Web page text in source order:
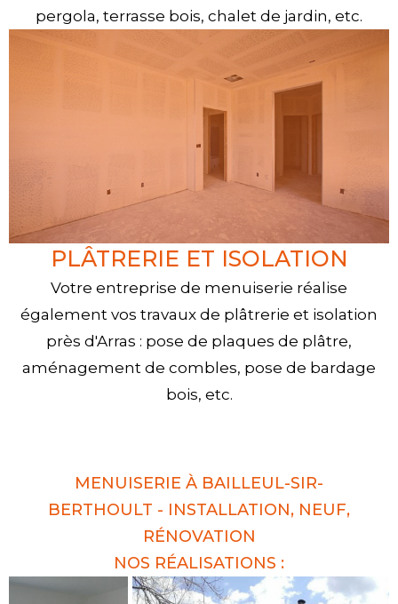
pergola, terrasse bois, chalet de jardin, etc.
PLÂTRERIE ET ISOLATION
Votre entreprise de menuiserie réalise
également vos travaux de plâtrerie et isolation
près d'Arras : pose de plaques de plâtre,
aménagement de combles, pose de bardage
bois, etc.
MENUISERIE À BAILLEUL-SIR-
BERTHOULT - INSTALLATION, NEUF,
RÉNOVATION
NOS RÉALISATIONS :